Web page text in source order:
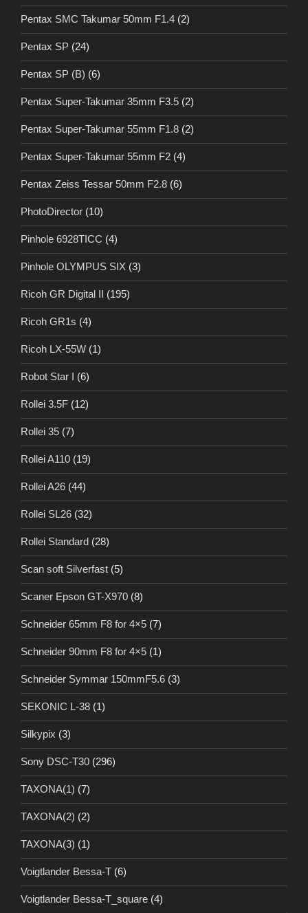
Pentax SMC Takumar 50mm F1.4 (2)
Pentax SP (24)
Pentax SP (B) (6)
Pentax Super-Takumar 35mm F3.5 (2)
Pentax Super-Takumar 55mm F1.8 (2)
Pentax Super-Takumar 55mm F2 (4)
Pentax Zeiss Tessar 50mm F2.8 (6)
PhotoDirector (10)
Pinhole 6928TICC (4)
Pinhole OLYMPUS SIX (3)
Ricoh GR Digital II (195)
Ricoh GR1s (4)
Ricoh LX-55W (1)
Robot Star I (6)
Rollei 3.5F (12)
Rollei 35 (7)
Rollei A110 (19)
Rollei A26 (44)
Rollei SL26 (32)
Rollei Standard (28)
Scan soft Silverfast (5)
Scaner Epson GT-X970 (8)
Schneider 65mm F8 for 4×5 (7)
Schneider 90mm F8 for 4×5 (1)
Schneider Symmar 150mmF5.6 (3)
SEKONIC L-38 (1)
Silkypix (3)
Sony DSC-T30 (296)
TAXONA(1) (7)
TAXONA(2) (2)
TAXONA(3) (1)
Voigtlander Bessa-T (6)
Voigtlander Bessa-T_square (4)